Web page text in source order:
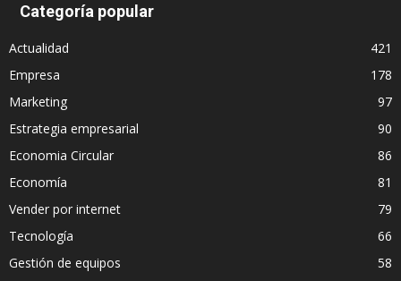
Categoría popular
Actualidad
421
Empresa
178
Marketing
97
Estrategia empresarial
90
Economia Circular
86
Economía
81
Vender por internet
79
Tecnología
66
Gestión de equipos
58